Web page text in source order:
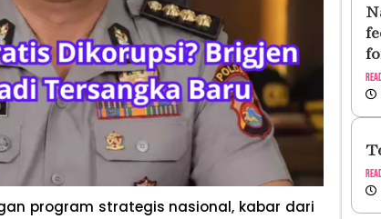
program strategis nasional, kabar dari